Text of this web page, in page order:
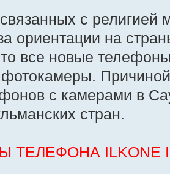
с религией
ориентации на
все новые
Причиной
с камерами в
стран.
ТЕЛЕФОНА ILKONE I